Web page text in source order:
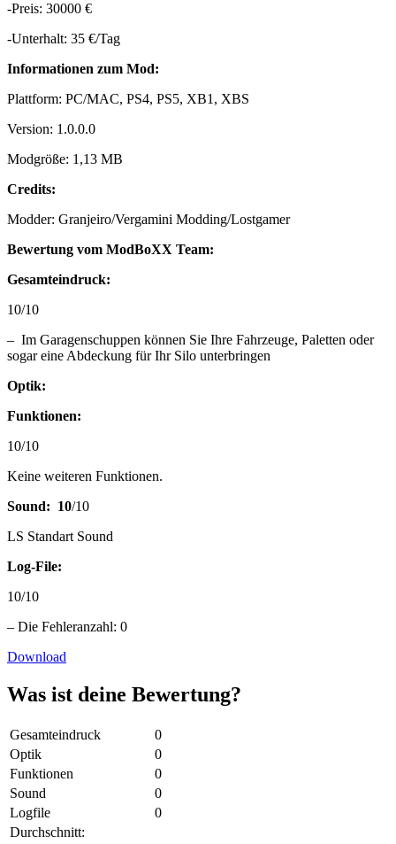
-Preis: 30000 €
-Unterhalt: 35 €/Tag
Informationen zum Mod:
Plattform: PC/MAC, PS4, PS5, XB1, XBS
Version: 1.0.0.0
Modgröße: 1,13 MB
Credits:
Modder: Granjeiro/Vergamini Modding/Lostgamer
Bewertung vom ModBoXX Team:
Gesamteindruck:
10/10
– Im Garagenschuppen können Sie Ihre Fahrzeuge, Paletten oder
sogar eine Abdeckung für Ihr Silo unterbringen
Optik:
Funktionen:
10/10
Keine weiteren Funktionen.
Sound: 10/10
LS Standart Sound
Log-File:
10/10
– Die Fehleranzahl: 0
Download
Was ist deine Bewertung?
Gesamteindruck
0
Optik
0
Funktionen
0
Sound
0
Logfile
0
Durchschnitt: